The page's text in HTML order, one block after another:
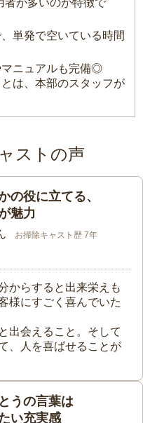
者が多いのが特徴で
単発で空いている時間
マニュアルも完備◎
は、本部のスタッフが
ストの声
の役に立てる、
魅力
お掃除キャスト歴 7年
からすると出来栄えも
様にすごく喜んでいた
出会えること。そして
、人を喜ばせることが
うの言葉は
い充実感